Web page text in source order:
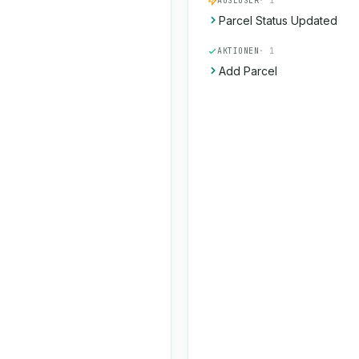
Parcel Status Updated
AKTIONEN · 1
Add Parcel